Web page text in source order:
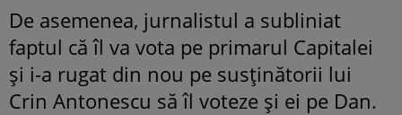
De asemenea, jurnalistul a subliniat
faptul că îl va vota pe primarul Capitalei
și i-a rugat din nou pe susținătorii lui
Crin Antonescu să îl voteze și ei pe Dan.